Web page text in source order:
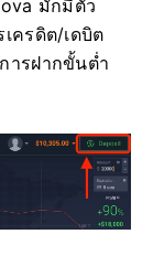
มักมีตัว
ครดิต/เดบิต
ารฝากขั้นต่ำ